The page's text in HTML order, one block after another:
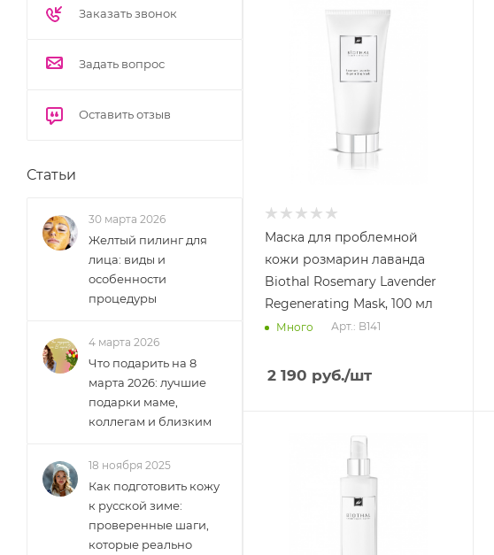
Маска для проблемной
кожи розмарин лаванда
Biothal Rosemary Lavender
Regenerating Mask, 100 мл
Много Арт.: B141
2 190 руб./шт
Заказать звонок
Задать вопрос
Оставить отзыв
Статьи
30 марта 2026
Желтый пилинг для
лица: виды и
особенности
процедуры
4 марта 2026
Что подарить на 8
марта 2026: лучшие
подарки маме,
коллегам и близким
18 ноября 2025
Как подготовить кожу
к русской зиме:
проверенные шаги,
которые реально